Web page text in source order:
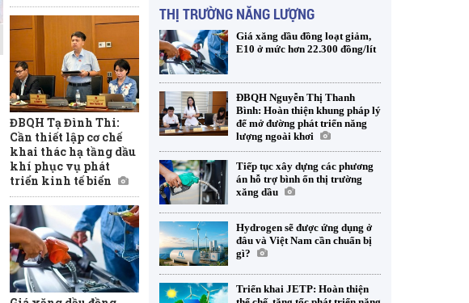
ĐBQH Tạ Đình Thi:
Cần thiết lập cơ chế
khai thác hạ tầng dầu
khí phục vụ phát
triển kinh tế biển
THỊ TRƯỜNG NĂNG LƯỢNG
Giá xăng dầu đồng loạt giảm,
E10 ở mức hơn 22.300 đồng/lít
ĐBQH Nguyễn Thị Thanh
Bình: Hoàn thiện khung pháp lý
để mở đường phát triển năng
lượng ngoài khơi
Tiếp tục xây dựng các phương
án hỗ trợ bình ổn thị trường
xăng dầu
Hydrogen sẽ được ứng dụng ở
đâu và Việt Nam cần chuẩn bị
gì?
Triển khai JETP: Hoàn thiện